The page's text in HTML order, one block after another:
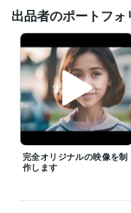
出品者のポートフォ
完全オリジナルの映像を制
作します